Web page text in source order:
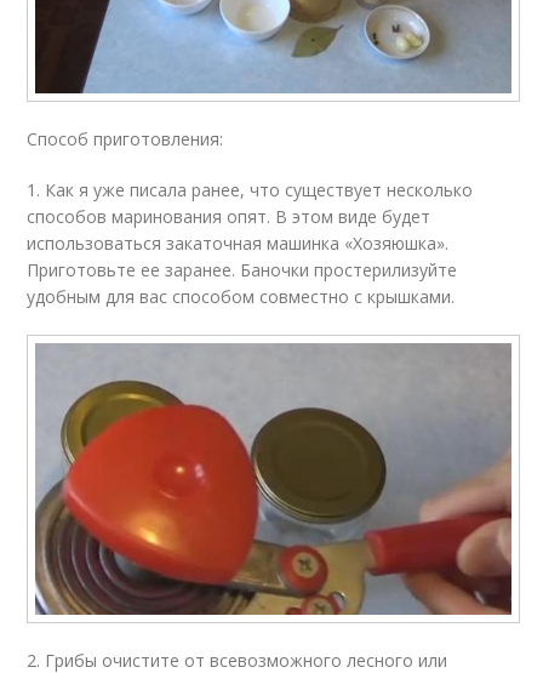
Способ приготовления:
1. Как я уже писала ранее, что существует несколько
способов маринования опят. В этом виде будет
использоваться закаточная машинка «Хозяюшка».
Приготовьте ее заранее. Баночки простерилизуйте
удобным для вас способом совместно с крышками.
2. Грибы очистите от всевозможного лесного или